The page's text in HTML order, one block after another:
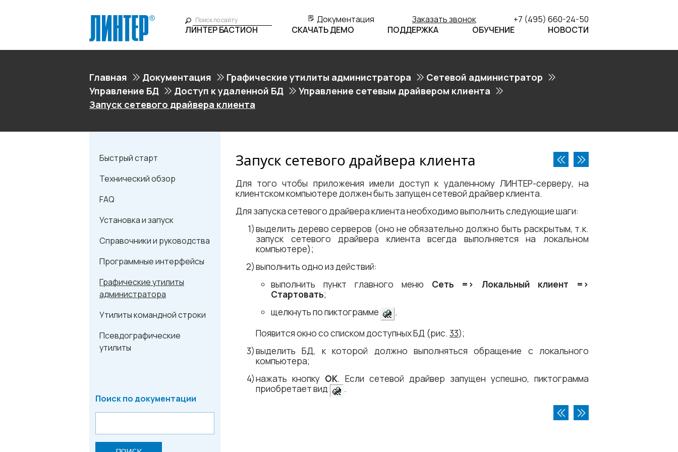
Документация Заказать звонок
+7 (495) 660-24-50
ЛИНТЕР БАСТИОН
СКАЧАТЬ ДЕМО ПОДДЕРЖКА ОБУЧЕНИЕ НОВОСТИ
Главная Документация Графические утилиты администратора
Сетевой администратор
Управление БД
Доступ к удаленной БД
Управление сетевым драйвером клиента
Запуск сетевого драйвера клиента
Быстрый старт
Технический обзор
FAQ
Установка и запуск
Справочники и руководства
Программные интерфейсы
Графические утилиты
администратора
Утилиты командной строки
Псевдографические
утилиты
Поиск по документации
Запуск сетевого драйвера клиента
Для того чтобы приложения имели доступ к удаленному ЛИНТЕР-серверу, на
клиентском компьютере должен быть запущен сетевой драйвер клиента.
Для запуска сетевого драйвера клиента необходимо выполнить следующие шаги:
выделить дерево серверов (оно не обязательно должно быть раскрытым, т.к.
запуск сетевого драйвера клиента всегда выполняется на локальном
компьютере);
выполнить одно из действий:
выполнить пункт главного меню Сеть =​> Локальный клиент =​>
Стартовать;
щелкнуть по пиктограмме
.
Появится окно со списком доступных БД (рис. 33);
выделить БД, к которой должно выполняться обращение с локального
компьютера;
нажать кнопку OK. Если сетевой драйвер запущен успешно, пиктограмма
приобретает вид
.